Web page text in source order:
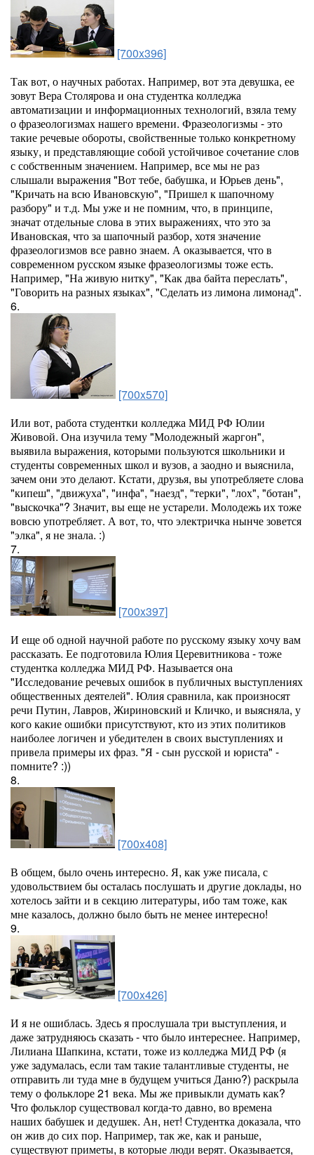
[700x396]
Так вот, о научных работах. Например, вот эта девушка, ее
зовут Вера Столярова и она студентка колледжа
автоматизации и информационных технологий, взяла тему
о фразеологизмах нашего времени. Фразеологизмы - это
такие речевые обороты, свойственные только конкретному
языку, и представляющие собой устойчивое сочетание слов
с собственным значением. Например, все мы не раз
слышали выражения "Вот тебе, бабушка, и Юрьев день",
"Кричать на всю Ивановскую", "Пришел к шапочному
разбору" и т.д. Мы уже и не помним, что, в принципе,
значат отдельные слова в этих выражениях, что это за
Ивановская, что за шапочный разбор, хотя значение
фразеологизмов все равно знаем. А оказывается, что в
современном русском языке фразеологизмы тоже есть.
Например, "На живую нитку", "Как два байта переслать",
"Говорить на разных языках", "Сделать из лимона лимонад".
6.
[700x570]
Или вот, работа студентки колледжа МИД РФ Юлии
Живовой. Она изучила тему "Молодежный жаргон",
выявила выражения, которыми пользуются школьники и
студенты современных школ и вузов, а заодно и выяснила,
зачем они это делают. Кстати, друзья, вы употребляете слова
"кипеш", "движуха", "инфа", "наезд", "терки", "лох", "ботан",
"выскочка"? Значит, вы еще не устарели. Молодежь их тоже
вовсю употребляет. А вот, то, что электричка нынче зовется
"элка", я не знала. :)
7.
[700x397]
И еще об одной научной работе по русскому языку хочу вам
рассказать. Ее подготовила Юлия Церевитникова - тоже
студентка колледжа МИД РФ. Называется она
"Исследование речевых ошибок в публичных выступлениях
общественных деятелей". Юлия сравнила, как произносят
речи Путин, Лавров, Жириновский и Кличко, и выясняла, у
кого какие ошибки присутствуют, кто из этих политиков
наиболее логичен и убедителен в своих выступлениях и
привела примеры их фраз. "Я - сын русской и юриста" -
помните? :))
8.
[700x408]
В общем, было очень интересно. Я, как уже писала, с
удовольствием бы осталась послушать и другие доклады, но
хотелось зайти и в секцию литературы, ибо там тоже, как
мне казалось, должно было быть не менее интересно!
9.
[700x426]
И я не ошиблась. Здесь я прослушала три выступления, и
даже затрудняюсь сказать - что было интереснее. Например,
Лилиана Шапкина, кстати, тоже из колледжа МИД РФ (я
уже задумалась, если там такие талантливые студенты, не
отправить ли туда мне в будущем учиться Даню?) раскрыла
тему о фольклоре 21 века. Мы же привыкли думать как?
Что фольклор существовал когда-то давно, во времена
наших бабушек и дедушек. Ан, нет! Студентка доказала, что
он жив до сих пор. Например, так же, как и раньше,
существуют приметы, в которые люди верят. Оказывается,